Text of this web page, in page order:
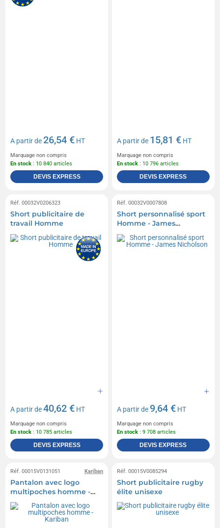
A partir de26,54 € HT
Marquage non compris
En stock : 10 840 articles
DEVIS EXPRESS
A partir de 15,81 € HT
Marquage non compris
En stock : 10 796 articles
DEVIS EXPRESS
Réf. 00032V0206323
Short publicitaire de
travail Homme
A partir de40,62 € HT
Marquage non compris
En stock : 10 785 articles
DEVIS EXPRESS
Réf. 00032V0007808
Short personnalisé sport
Homme - James
Nicholson
A partir de 9,64 € HT
Marquage non compris
En stock : 9 708 articles
DEVIS EXPRESS
Kariban
Réf. 00015V0131051
Pantalon avec logo
multipoches homme -
Kariban
Réf. 00015V0085294
Short publicitaire rugby
élite unisexe